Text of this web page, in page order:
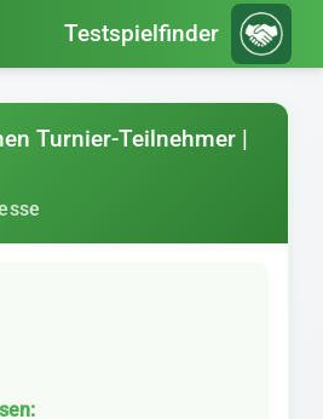
Testspielfinder
Turnier-Teilnehmer |